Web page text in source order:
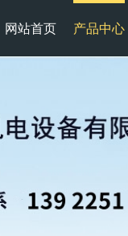
网站首页 产品中心